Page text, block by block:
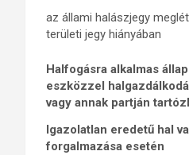
az állami halászjegy
területi jegy hiányában
Halfogásra alkalmas
eszközzel
vagy annak partján
Igazolatlan eredetű hal
forgalmazása esetén